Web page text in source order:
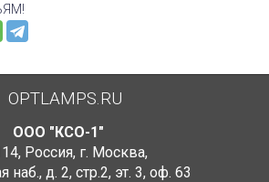
OPTLAMPS.RU
ООО "КСО-1"
, Россия, г. Москва,
наб., д. 2, стр.2, эт. 3, оф. 63